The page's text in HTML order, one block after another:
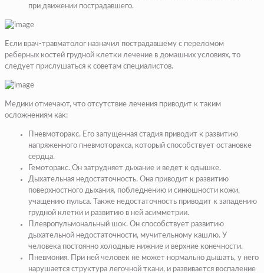
при движении пострадавшего.
Если врач-травматолог назначил пострадавшему с переломом
реберных костей грудной клетки лечение в домашних условиях, то
следует прислушаться к советам специалистов.
Медики отмечают, что отсутствие лечения приводит к таким
осложнениям как:
Пневмоторакс. Его запущенная стадия приводит к развитию
напряженного пневмоторакса, который способствует остановке
сердца.
Гемоторакс. Он затрудняет дыхание и ведет к одышке.
Дыхательная недостаточность. Она приводит к развитию
поверхностного дыхания, побледнению и синюшности кожи,
учащению пульса. Также недостаточность приводит к западению
грудной клетки и развитию в ней асимметрии.
Плевропульмональный шок. Он способствует развитию
дыхательной недостаточности, мучительному кашлю. У
человека постоянно холодные нижние и верхние конечности.
Пневмония. При ней человек не может нормально дышать, у него
нарушается структура легочной ткани, и развивается воспаление